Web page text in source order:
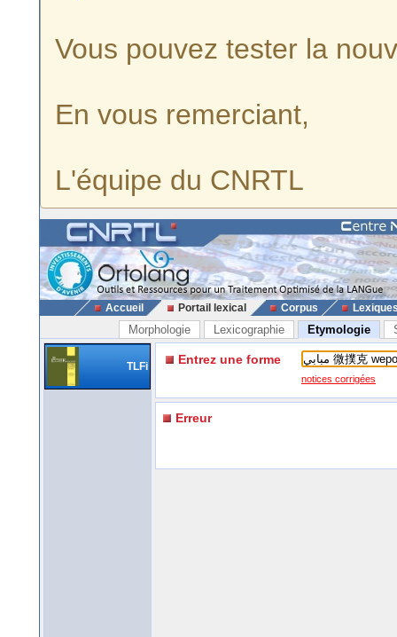
Vous pouvez tester la
En vous remerciant,
L'équipe du CNRTL
Accueil Portail lexical Corpus
Morphologie Lexicographie Etymologie
TLFi Entrez une forme
notices corrigées
Erreur